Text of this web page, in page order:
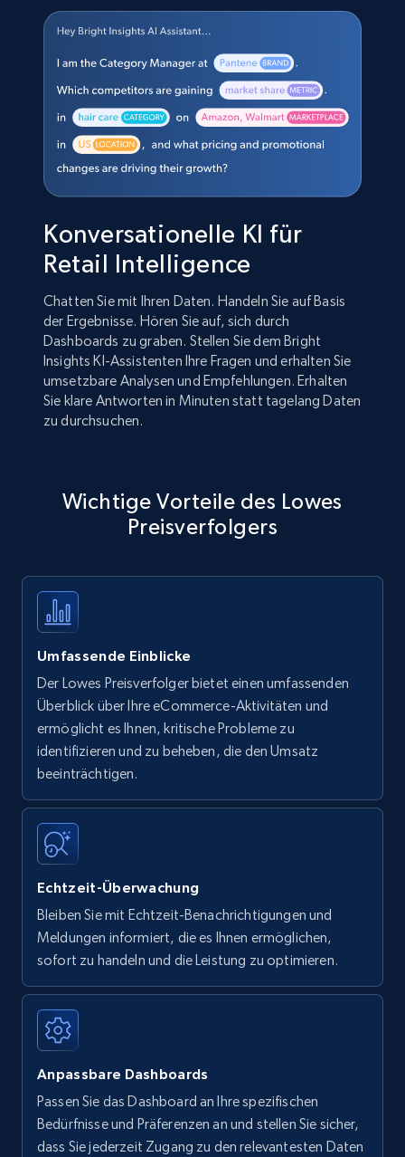
Konversationelle KI für
Retail Intelligence
Chatten Sie mit Ihren Daten. Handeln Sie auf Basis
der Ergebnisse. Hören Sie auf, sich durch
Dashboards zu graben. Stellen Sie dem Bright
Insights KI-Assistenten Ihre Fragen und erhalten Sie
umsetzbare Analysen und Empfehlungen. Erhalten
Sie klare Antworten in Minuten statt tagelang Daten
zu durchsuchen.
Wichtige Vorteile des Lowes
Preisverfolgers
Umfassende Einblicke
Der Lowes Preisverfolger bietet einen umfassenden
Überblick über Ihre eCommerce-Aktivitäten und
ermöglicht es Ihnen, kritische Probleme zu
identifizieren und zu beheben, die den Umsatz
beeinträchtigen.
Echtzeit-Überwachung
Bleiben Sie mit Echtzeit-Benachrichtigungen und
Meldungen informiert, die es Ihnen ermöglichen,
sofort zu handeln und die Leistung zu optimieren.
Anpassbare Dashboards
Passen Sie das Dashboard an Ihre spezifischen
Bedürfnisse und Präferenzen an und stellen Sie sicher,
dass Sie jederzeit Zugang zu den relevantesten Daten